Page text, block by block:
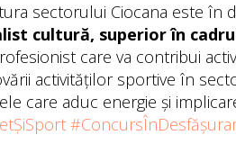
sectorului Ciocana este
cultură, superior în
care va contribui
activităților sportive în
care aduc energie și